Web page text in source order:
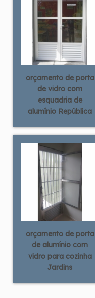
orçamento de porta
de vidro com
esquadria de
alumínio República
orçamento de porta
de alumínio com
vidro para cozinha
Jardins